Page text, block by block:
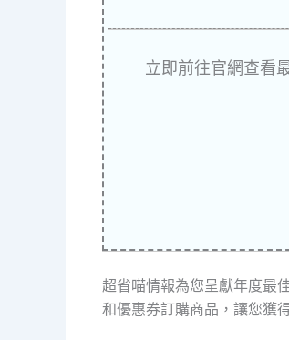
立即前往官網查看
超省喵情報為您呈獻年度最
和優惠券訂購商品，讓您獲